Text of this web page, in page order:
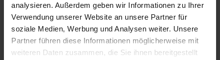
analysieren. Außerdem geben wir Informationen zu Ihrer
Verwendung unserer Website an unsere Partner für
soziale Medien, Werbung und Analysen weiter. Unsere
Partner führen diese Informationen möglicherweise mit
weiteren Daten zusammen, die Sie ihnen bereitgestellt
WERTABFRAGE & DIGITALE ABLAGE